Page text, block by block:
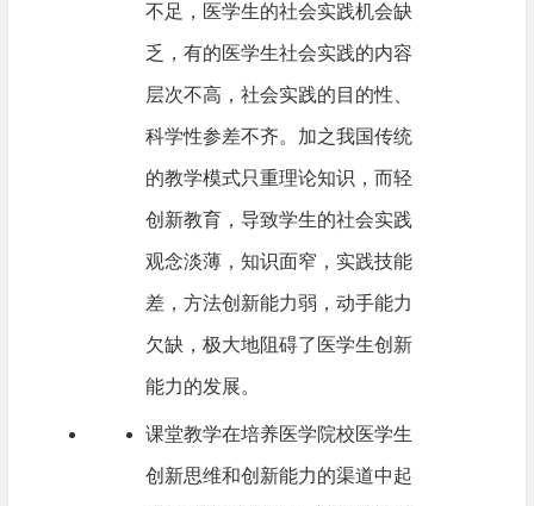
不足，医学生的社会实践机会缺
乏，有的医学生社会实践的内容
层次不高，社会实践的目的性、
科学性参差不齐。加之我国传统
的教学模式只重理论知识，而轻
创新教育，导致学生的社会实践
观念淡薄，知识面窄，实践技能
差，方法创新能力弱，动手能力
欠缺，极大地阻碍了医学生创新
能力的发展。
课堂教学在培养医学院校医学生
创新思维和创新能力的渠道中起